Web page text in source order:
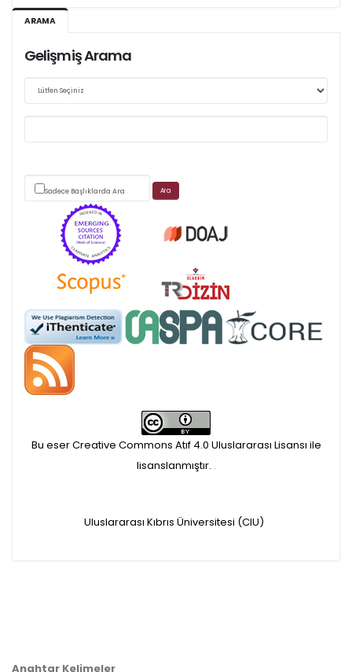
üzerinden yürütülmektedir.
Scimago's grade
APC ödemesi
Öndenetimden geçen
makaleler için, 100 Avro
Makale İşletim Ücreti (APC)
makaleler için yazarlara
ARAMA
Gelişmiş Arama
Sadece Başlıklarda Ara
Bu eser Creative Commons Atıf 4.0 Uluslararası Lisansı ile
lisanslanmıştır. .
Uluslararası Kıbrıs Üniversitesi (CIU)
Anahtar Kelimeler